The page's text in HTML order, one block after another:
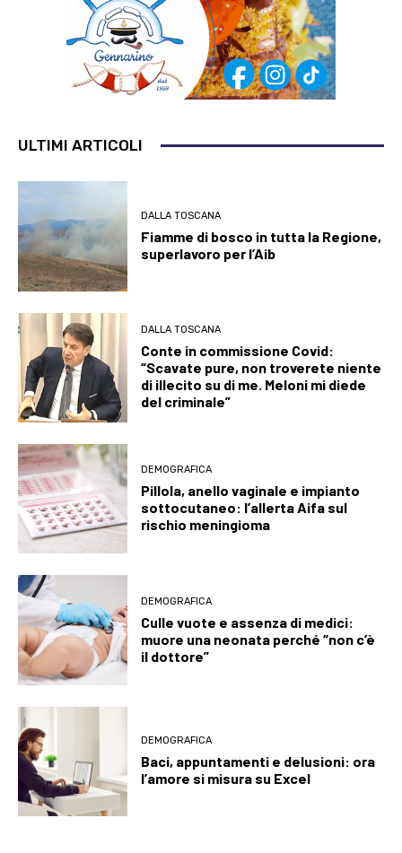
ULTIMI ARTICOLI
DALLA TOSCANA
Fiamme di bosco in tutta la Regione,
superlavoro per l’Aib
DALLA TOSCANA
Conte in commissione Covid:
“Scavate pure, non troverete niente
di illecito su di me. Meloni mi diede
del criminale”
DEMOGRAFICA
Pillola, anello vaginale e impianto
sottocutaneo: l’allerta Aifa sul
rischio meningioma
DEMOGRAFICA
Culle vuote e assenza di medici:
muore una neonata perché “non c’è
il dottore”
DEMOGRAFICA
Baci, appuntamenti e delusioni: ora
l’amore si misura su Excel